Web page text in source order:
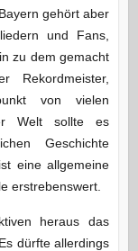
gehört aber
und Fans,
zu dem gemacht
von vielen
Welt sollte es
Geschichte
eine allgemeine
erstrebenswert.
heraus das
dürfte allerdings